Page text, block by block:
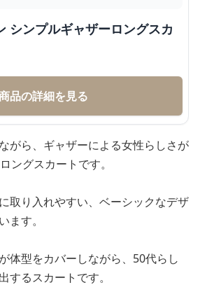
シンプルギャザーロングスカ
品の詳細を見る
がら、ギャザーによる女性らしさが
ングスカートです。
取り入れやすい、ベーシックなデザ
ます。
体型をカバーしながら、50代らし
するスカートです。